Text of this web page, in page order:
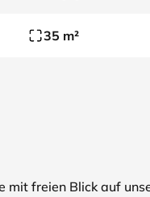
35 m²
mit freien Blick auf